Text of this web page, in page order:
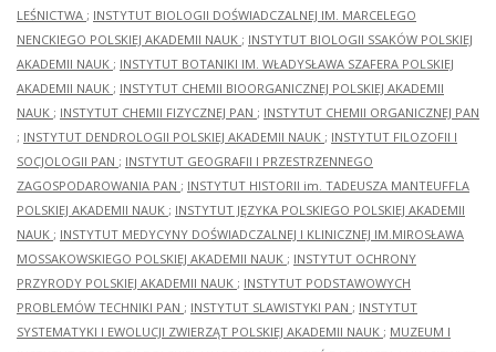
LEŚNICTWA ; INSTYTUT BIOLOGII DOŚWIADCZALNEJ IM. MARCELEGO
NENCKIEGO POLSKIEJ AKADEMII NAUK ; INSTYTUT BIOLOGII SSAKÓW POLSKIEJ
AKADEMII NAUK ; INSTYTUT BOTANIKI IM. WŁADYSŁAWA SZAFERA POLSKIEJ
AKADEMII NAUK ; INSTYTUT CHEMII BIOORGANICZNEJ POLSKIEJ AKADEMII
NAUK ; INSTYTUT CHEMII FIZYCZNEJ PAN ; INSTYTUT CHEMII ORGANICZNEJ PAN
; INSTYTUT DENDROLOGII POLSKIEJ AKADEMII NAUK ; INSTYTUT FILOZOFII I
SOCJOLOGII PAN ; INSTYTUT GEOGRAFII I PRZESTRZENNEGO
ZAGOSPODAROWANIA PAN ; INSTYTUT HISTORII im. TADEUSZA MANTEUFFLA
POLSKIEJ AKADEMII NAUK ; INSTYTUT JĘZYKA POLSKIEGO POLSKIEJ AKADEMII
NAUK ; INSTYTUT MEDYCYNY DOŚWIADCZALNEJ I KLINICZNEJ IM.MIROSŁAWA
MOSSAKOWSKIEGO POLSKIEJ AKADEMII NAUK ; INSTYTUT OCHRONY
PRZYRODY POLSKIEJ AKADEMII NAUK ; INSTYTUT PODSTAWOWYCH
PROBLEMÓW TECHNIKI PAN ; INSTYTUT SLAWISTYKI PAN ; INSTYTUT
SYSTEMATYKI I EWOLUCJI ZWIERZĄT POLSKIEJ AKADEMII NAUK ; MUZEUM I